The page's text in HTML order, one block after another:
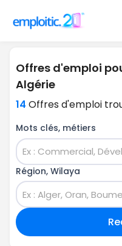
Offres d'emploi
Algérie
14 Offres d'emploi
Mots clés, métiers
Région, Wilaya